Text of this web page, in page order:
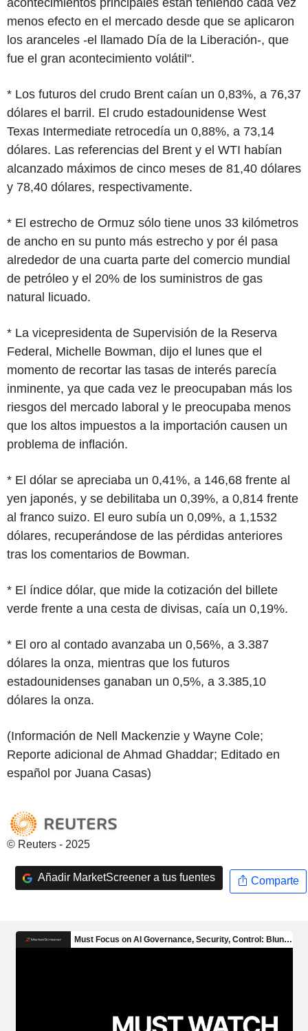
menos efecto en el mercado desde que se aplicaron
los aranceles -el llamado Día de la Liberación-, que
fue el gran acontecimiento volátil".
* Los futuros del crudo Brent caían un 0,83%, a 76,37
dólares el barril. El crudo estadounidense West
Texas Intermediate retrocedía un 0,88%, a 73,14
dólares. Las referencias del Brent y el WTI habían
alcanzado máximos de cinco meses de 81,40 dólares
y 78,40 dólares, respectivamente.
* El estrecho de Ormuz sólo tiene unos 33 kilómetros
de ancho en su punto más estrecho y por él pasa
alrededor de una cuarta parte del comercio mundial
de petróleo y el 20% de los suministros de gas
natural licuado.
* La vicepresidenta de Supervisión de la Reserva
Federal, Michelle Bowman, dijo el lunes que el
momento de recortar las tasas de interés parecía
inminente, ya que cada vez le preocupaban más los
riesgos del mercado laboral y le preocupaba menos
que los altos impuestos a la importación causen un
problema de inflación.
* El dólar se apreciaba un 0,41%, a 146,68 frente al
yen japonés, y se debilitaba un 0,39%, a 0,814 frente
al franco suizo. El euro subía un 0,09%, a 1,1532
dólares, recuperándose de las pérdidas anteriores
tras los comentarios de Bowman.
* El índice dólar, que mide la cotización del billete
verde frente a una cesta de divisas, caía un 0,19%.
* El oro al contado avanzaba un 0,56%, a 3.387
dólares la onza, mientras que los futuros
estadounidenses ganaban un 0,5%, a 3.385,10
dólares la onza.
(Información de Nell Mackenzie y Wayne Cole;
Reporte adicional de Ahmad Ghaddar; Editado en
español por Juana Casas)
© Reuters - 2025
Añadir MarketScreener a tus fuentes Comparte